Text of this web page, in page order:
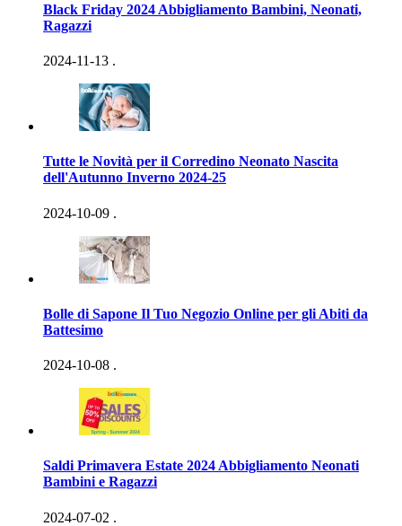
Black Friday 2024 Abbigliamento Bambini, Neonati,
Ragazzi
2024-11-13 .
Tutte le Novità per il Corredino Neonato Nascita
dell'Autunno Inverno 2024-25
2024-10-09 .
Bolle di Sapone Il Tuo Negozio Online per gli Abiti da
Battesimo
2024-10-08 .
Saldi Primavera Estate 2024 Abbigliamento Neonati
Bambini e Ragazzi
2024-07-02 .